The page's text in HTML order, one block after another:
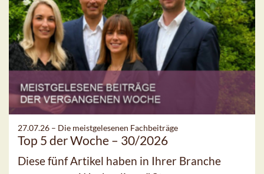
27.07.26 – Die meistgelesenen Fachbeiträge
Top 5 der Woche – 30/2026
Diese fünf Artikel haben in Ihrer Branche